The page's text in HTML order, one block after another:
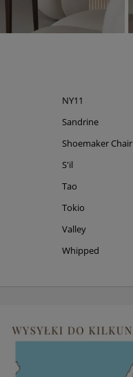
NY11
Sandrine
Shoemaker Chair
S'il
Tao
Tokio
Valley
Whipped